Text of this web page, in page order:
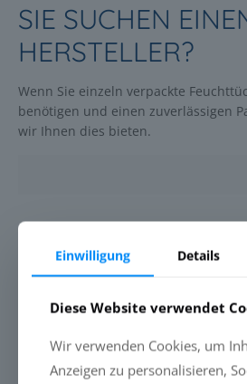
SIE SUCHEN
HERSTELLER?
Wenn Sie einzeln verpackte
benötigen und einen zuverlässigen
wir Ihnen dies bieten.
FÜR SACHETS EIN
Einwilligung Details
Diese Website verwendet
Wir verwenden Cookies, um
Anzeigen zu personalisieren,